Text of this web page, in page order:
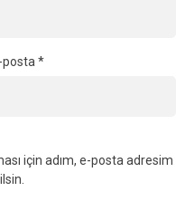
posta*
için adım, e-posta adresim